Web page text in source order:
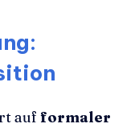
auf formaler